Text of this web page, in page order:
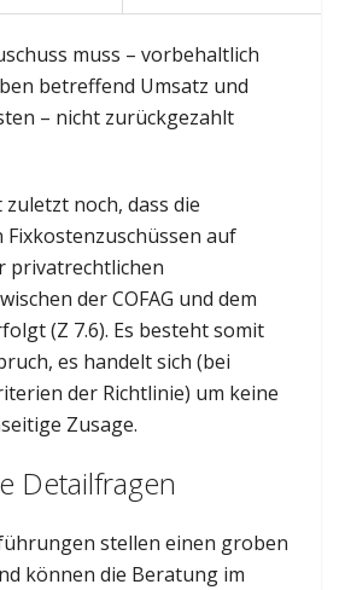
muss – vorbehaltlich
betreffend Umsatz und
– nicht zurückgezahlt
noch, dass die
Fixkostenzuschüssen auf
privatrechtlichen
der COFAG und dem
(Z 7.6). Es besteht somit
es handelt sich (bei
der Richtlinie) um keine
Zusage.
Detailfragen
stellen einen groben
können die Beratung im